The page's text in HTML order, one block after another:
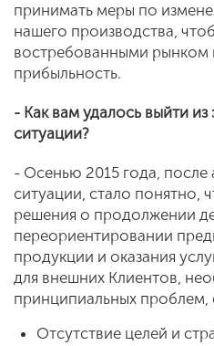
принимать меры по
нашего производства,
востребованными рынком
прибыльность.
- Как вам удалось выйти
ситуации?
- Осенью 2015 года, после
ситуации, стало понятно,
решения о продолжении
переориентировании
продукции и оказания
для внешних Клиентов,
принципиальных
Отсутствие целей и